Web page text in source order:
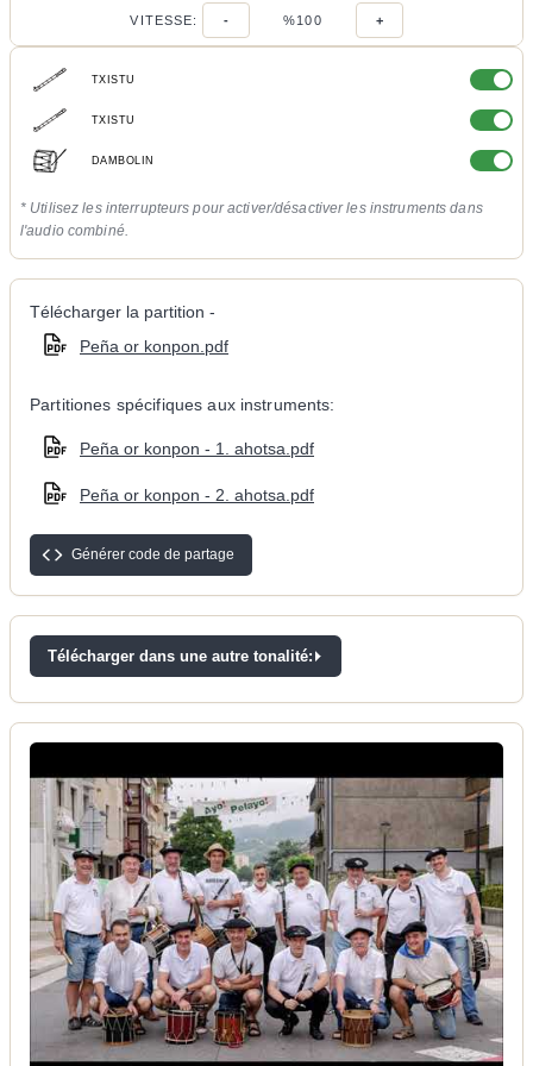
VITESSE: - %100 +
TXISTU
TXISTU
DAMBOLIN
* Utilisez les interrupteurs pour activer/désactiver les instruments dans
l'audio combiné.
Télécharger la partition -
Peña or konpon.pdf
Partitiones spécifiques aux instruments:
Peña or konpon - 1. ahotsa.pdf
Peña or konpon - 2. ahotsa.pdf
Générer code de partage
Télécharger dans une autre tonalité: